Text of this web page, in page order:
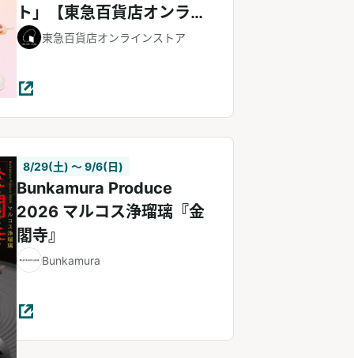
ト」【東急百貨店オンライ
ンストア】
東急百貨店オンラインストア
8/29(土) 〜 9/6(日)
Bunkamura Produce
2026 マルコス浄瑠璃『金
閣寺』
Bunkamura